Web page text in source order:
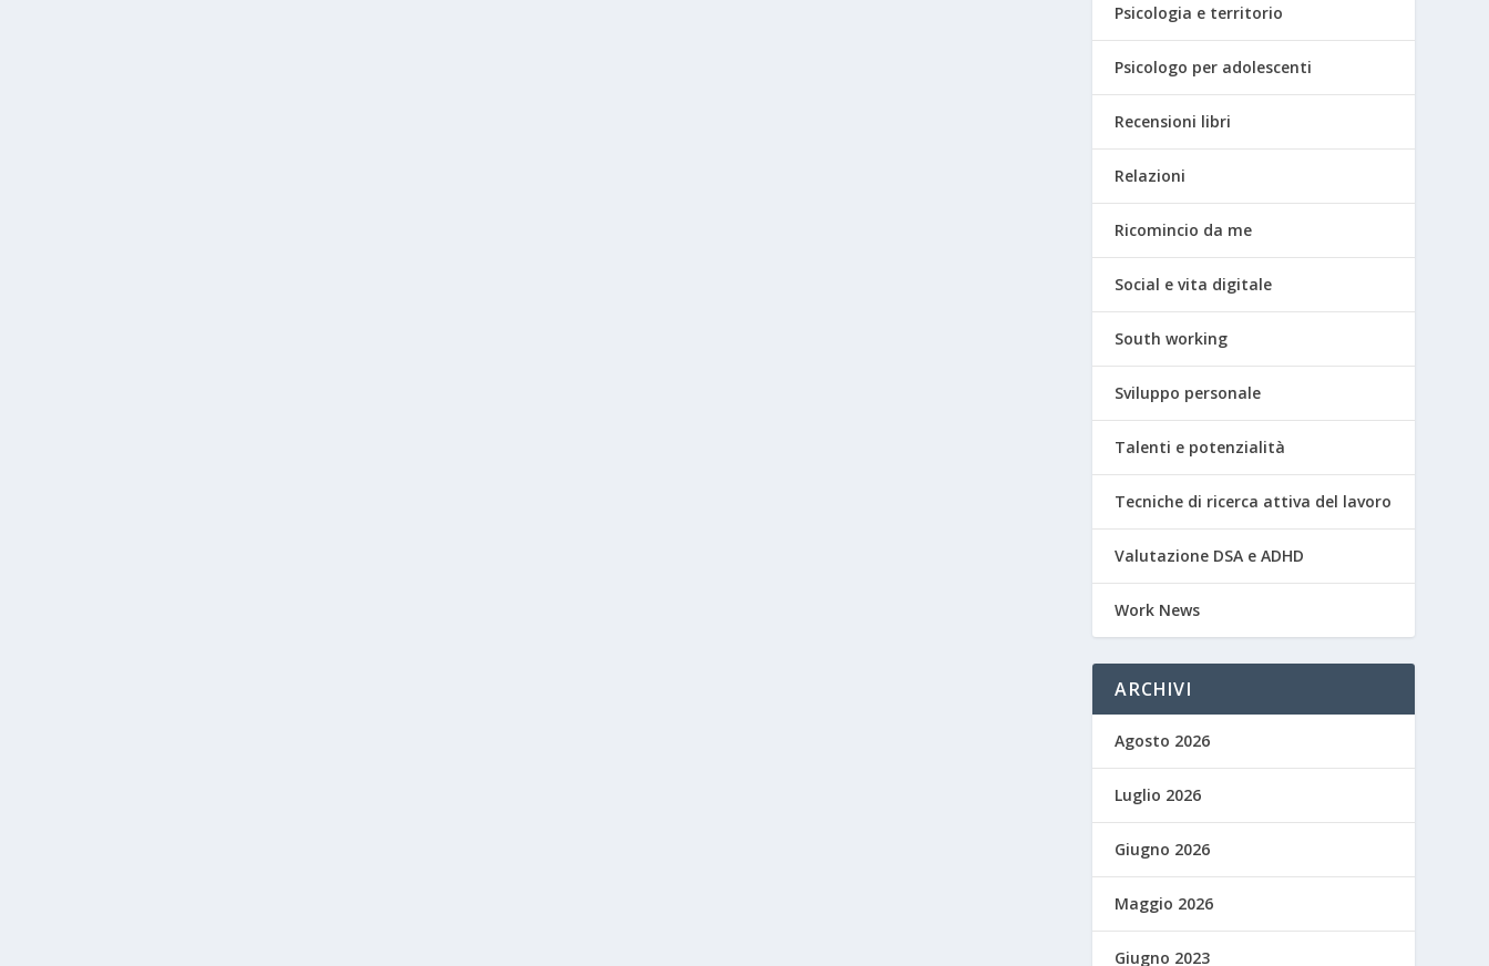
Psicologia e territorio
Psicologo per adolescenti
Recensioni libri
Relazioni
Ricomincio da me
Social e vita digitale
South working
Sviluppo personale
Talenti e potenzialità
Tecniche di ricerca attiva del lavoro
Valutazione DSA e ADHD
Work News
ARCHIVI
Agosto 2026
Luglio 2026
Giugno 2026
Maggio 2026
Giugno 2023